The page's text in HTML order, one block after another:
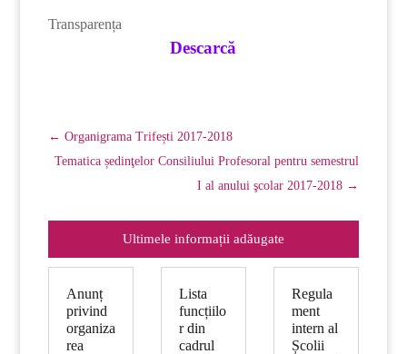
Transparența
Descarcă
← Organigrama Trifești 2017-2018
Tematica ședinţelor Consiliului Profesoral pentru semestrul
I al anului şcolar 2017-2018 →
Ultimele informații adăugate
Anunț
privind
organiza
rea
Lista
funcțiilo
r din
cadrul
Regula
ment
intern al
Școlii